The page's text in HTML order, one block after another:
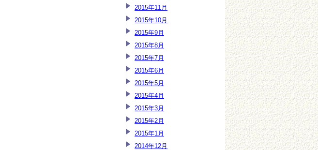
2015年11月
2015年10月
2015年9月
2015年8月
2015年7月
2015年6月
2015年5月
2015年4月
2015年3月
2015年2月
2015年1月
2014年12月